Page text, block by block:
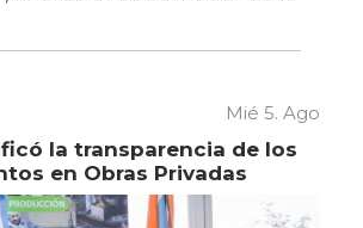
Mié 5. Ago
la transparencia de los
en Obras Privadas